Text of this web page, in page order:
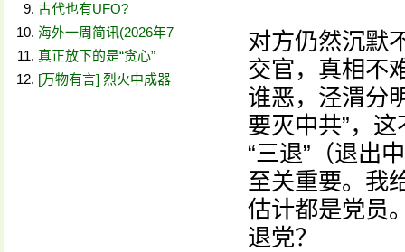
古代也有UFO?
海外一周简讯(2026年7
真正放下的是“贪心”
[万物有言] 烈火中成器
对方仍然沉默
交官，真相不
谁恶，泾渭分
要灭中共”，
“三退”（退出
至关重要。我
估计都是党员
退党？